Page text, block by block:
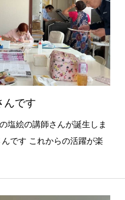
んです
塩絵の講師さんが誕生しま
です これからの活躍が楽